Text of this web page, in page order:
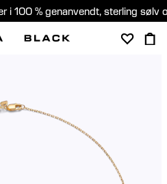
i 100 % genanvendt, sterling sølv